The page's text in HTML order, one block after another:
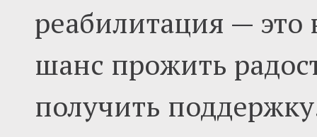
реабилитация — это
шанс прожить
получить